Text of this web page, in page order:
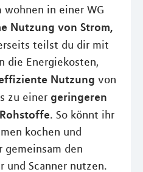
in einer WG
Nutzung von Strom,
teilst du dir mit
die Energiekosten,
Nutzung von
zu einer geringeren
. So könnt ihr
kochen und
gemeinsam den
und Scanner nutzen.